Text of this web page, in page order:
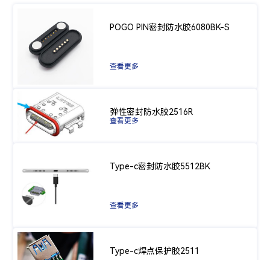
POGO PIN密封防水胶6080BK-S
查看更多
弹性密封防水胶2516R
查看更多
Type-c密封防水胶5512BK
查看更多
Type-c焊点保护胶2511